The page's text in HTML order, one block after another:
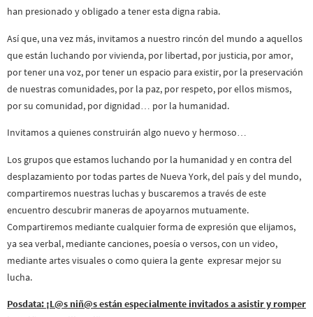
han presionado y obligado a tener esta digna rabia.
Así que, una vez más, invitamos a nuestro rincón del mundo a aquellos
que están luchando por vivienda, por libertad, por justicia, por amor,
por tener una voz, por tener un espacio para existir, por la preservación
de nuestras comunidades, por la paz, por respeto, por ellos mismos,
por su comunidad, por dignidad… por la humanidad.
Invitamos a quienes construirán algo nuevo y hermoso…
Los grupos que estamos luchando por la humanidad y en contra del
desplazamiento por todas partes de Nueva York, del país y del mundo,
compartiremos nuestras luchas y buscaremos a través de este
encuentro descubrir maneras de apoyarnos mutuamente.
Compartiremos mediante cualquier forma de expresión que elijamos,
ya sea verbal, mediante canciones, poesía o versos, con un video,
mediante artes visuales o como quiera la gente expresar mejor su
lucha.
Posdata: ¡L@s niñ@s están especialmente invitadosa asistir y romper